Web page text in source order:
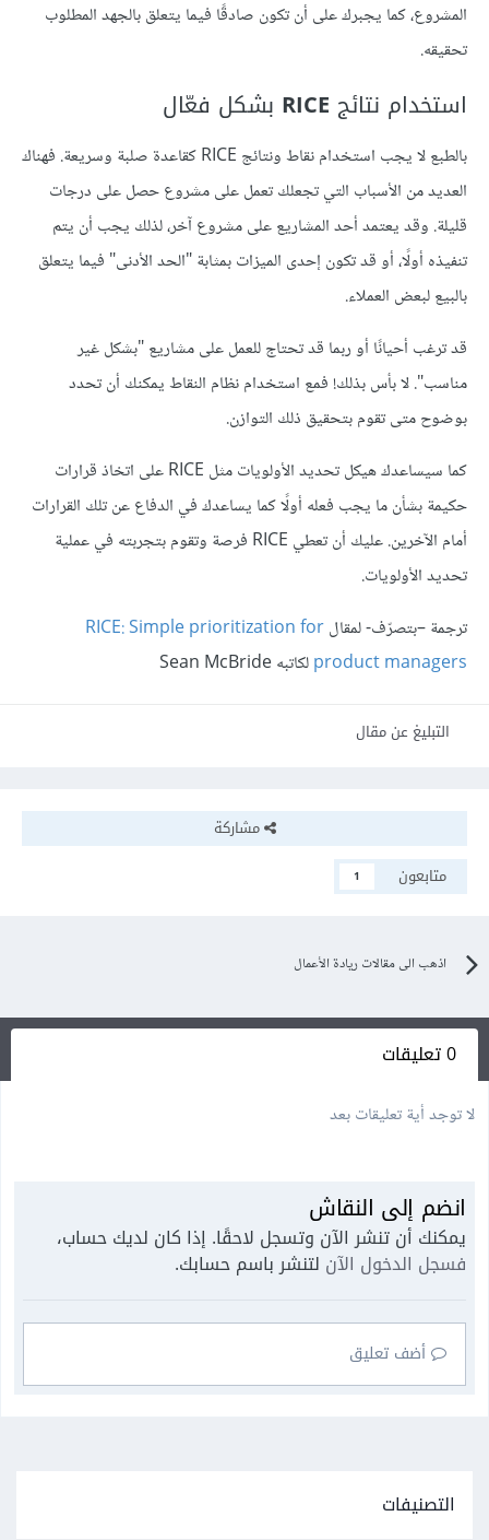
المشروع، كما يجبرك على أن تكون صادقًا فيما يتعلق بالجهد المطلوب
تحقيقه.
استخدام نتائج RICE بشكل فعّال
بالطبع لا يجب استخدام نقاط ونتائج RICE كقاعدة صلبة وسريعة. فهناك
العديد من الأسباب التي تجعلك تعمل على مشروع حصل على درجات
قليلة. وقد يعتمد أحد المشاريع على مشروع آخر، لذلك يجب أن يتم
تنفيذه أولًا، أو قد تكون إحدى الميزات بمثابة "الحد الأدنى" فيما يتعلق
بالبيع لبعض العملاء.
قد ترغب أحيانًا أو ربما قد تحتاج للعمل على مشاريع "بشكل غير
مناسب". لا بأس بذلك! فمع استخدام نظام النقاط يمكنك أن تحدد
بوضوح متى تقوم بتحقيق ذلك التوازن.
كما سيساعدك هيكل تحديد الأولويات مثل RICE على اتخاذ قرارات
حكيمة بشأن ما يجب فعله أولًا كما يساعدك في الدفاع عن تلك القرارات
أمام الآخرين. عليك أن تعطي RICE فرصة وتقوم بتجربته في عملية
تحديد الأولويات.
ترجمة –بتصرّف- لمقالRICE: Simple prioritization for
product managersلكاتبه Sean McBride
التبليغ عن مقال
مشاركة
متابعون
1
اذهب الى مقالات ريادة الأعمال
0 تعليقات
لا توجد أية تعليقات بعد
انضم إلى النقاش
يمكنك أن تنشر الآن وتسجل لاحقًا. إذا كان لديك حساب،
فسجل الدخول الآن لتنشر باسم حسابك.
أضف تعليق
التصنيفات